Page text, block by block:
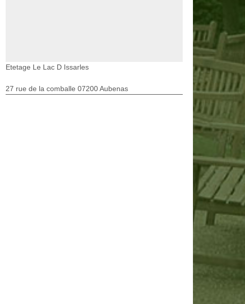
Etetage Le Lac D Issarles
27 rue de la comballe 07200 Aubenas